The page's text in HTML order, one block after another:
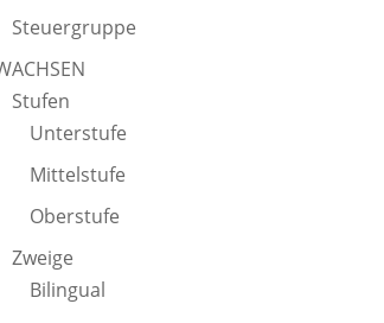
Steuergruppe
Stufen
Unterstufe
Mittelstufe
Oberstufe
Zweige
Bilingual